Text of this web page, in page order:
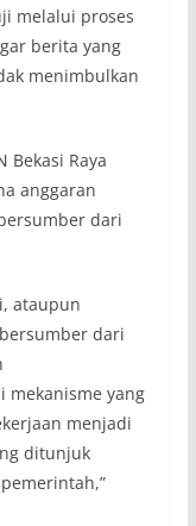
melalui proses
berita yang
menimbulkan
Bekasi Raya
anggaran
dari
ataupun
dari
mekanisme yang
menjadi
ditunjuk